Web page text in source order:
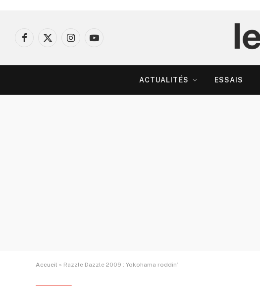
Facebook
X
InstagramYouTube
ACTUALITÉS ESSAIS
Accueil » Razzle Dazzle 2009 : Yokohama roddin’